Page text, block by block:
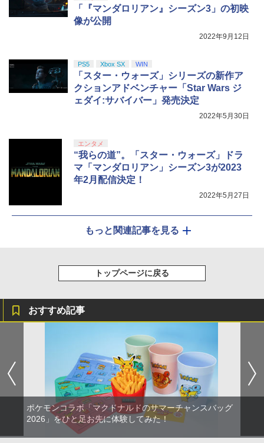
「『マンダロリアン』シーズン3」の初映
像が公開
2022年9月12日
PS5 Xbox SX WIN
「スター・ウォーズ」シリーズの新作ア
クションアドベンチャー「Star Wars ジ
ェダイ:サバイバー」発売決定
2022年5月30日
エンタメ
“我らの道”。「スター・ウォーズ」ドラ
マ「マンダロリアン」シーズン3が2023
年2月配信決定！
2022年5月27日
もっと関連記事を見る
トップページに戻る
おすすめ記事
ポケモンコラボ「マクドナルドのサマーチャンスバッグ
2026」をひと足お先に体験してみた！